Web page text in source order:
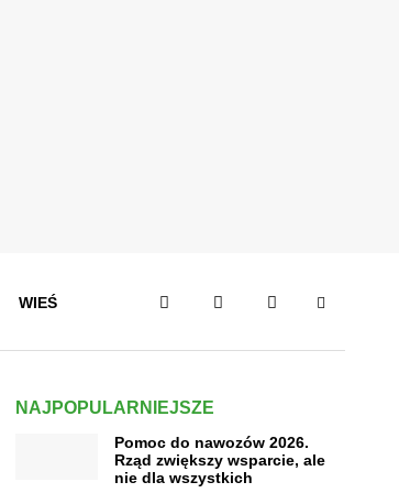
WIEŚ
NAJPOPULARNIEJSZE
Pomoc do nawozów 2026.
Rząd zwiększy wsparcie, ale
nie dla wszystkich